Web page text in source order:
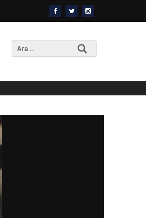
Arama: